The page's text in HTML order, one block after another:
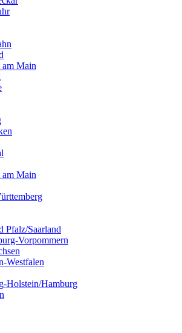
Main
Main
Pfalz/Saarland
Vorpommern
Westfalen
Holstein/Hamburg